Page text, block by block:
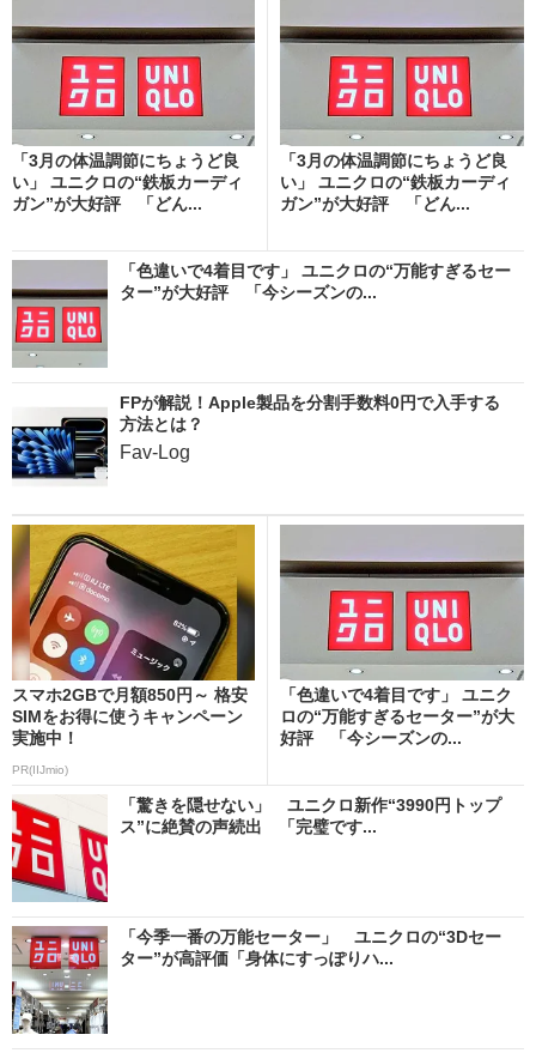
「3月の体温調節にちょうど良
い」 ユニクロの“鉄板カーディ
ガン”が大好評 「どん...
「3月の体温調節にちょうど良
い」 ユニクロの“鉄板カーディ
ガン”が大好評 「どん...
「色違いで4着目です」 ユニクロの“万能すぎるセー
ター”が大好評 「今シーズンの...
FPが解説！Apple製品を分割手数料0円で入手する
方法とは？
Fav-Log
スマホ2GBで月額850円～ 格安
SIMをお得に使うキャンペーン
実施中！
PR(IIJmio)
「色違いで4着目です」 ユニク
ロの“万能すぎるセーター”が大
好評 「今シーズンの...
「驚きを隠せない」 ユニクロ新作“3990円トップ
ス”に絶賛の声続出 「完璧です...
「今季一番の万能セーター」 ユニクロの“3Dセー
ター”が高評価「身体にすっぽりハ...